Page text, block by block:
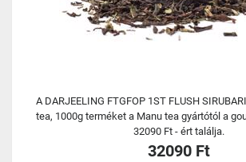
A DARJEELING FTGFOP 1ST FLUSH
tea, 1000g terméket a Manu tea gyártótól a
32090 Ft - ért találja.
32090 Ft